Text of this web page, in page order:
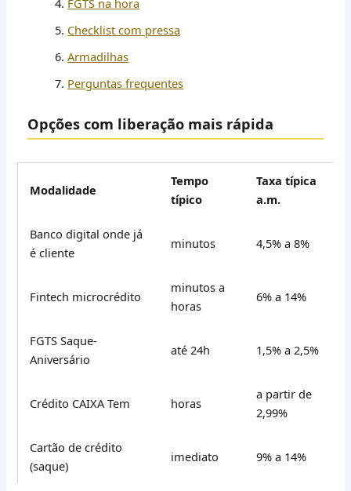
FGTS na hora
Checklist com pressa
Armadilhas
Perguntas frequentes
Opções com liberação mais rápida
Modalidade
Tempo
típico
Taxa típica
a.m.
Banco digital onde já
é cliente
minutos 4,5% a 8%
Fintech microcrédito
minutos a
horas
6% a 14%
FGTS Saque-
Aniversário
até 24h 1,5% a 2,5%
Crédito CAIXA Tem horas
a partir de
2,99%
Cartão de crédito
(saque)
imediato 9% a 14%